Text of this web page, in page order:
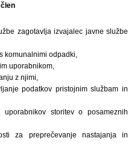
zagotavlja izvajalec javne službe
komunalnimi odpadki,
uporabnikom,
z njimi,
podatkov pristojnim službam in
storitev o posameznih
za preprečevanje nastajanja in